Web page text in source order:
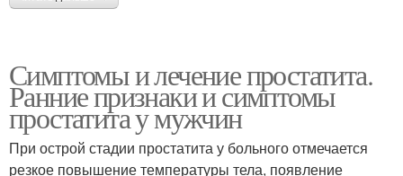
Симптомы и лечение простатита.
Ранние признаки и симптомы
простатита у мужчин
При острой стадии простатита у больного отмечается
резкое повышение температуры тела, появление